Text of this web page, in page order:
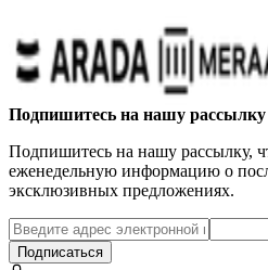
Подпишитесь на нашу рассылку
Подпишитесь на нашу рассылку,
еженедельную информацию о
эксклюзивных предложениях.
Подписаться